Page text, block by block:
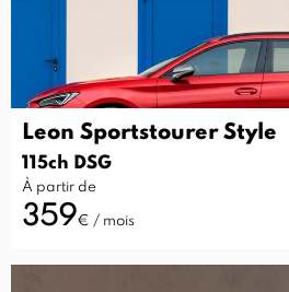
Leon Sportstourer Style
115ch DSG
À partir de
359€ / mois